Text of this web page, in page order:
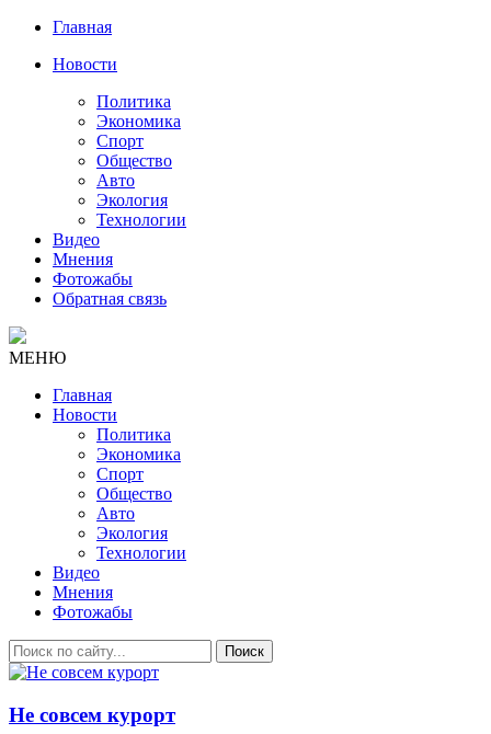
Главная
Новости
Политика
Экономика
Спорт
Общество
Авто
Экология
Технологии
Видео
Мнения
Фотожабы
Обратная связь
МЕНЮ
Главная
Новости
Политика
Экономика
Спорт
Общество
Авто
Экология
Технологии
Видео
Мнения
Фотожабы
Поиск
Не совсем курорт